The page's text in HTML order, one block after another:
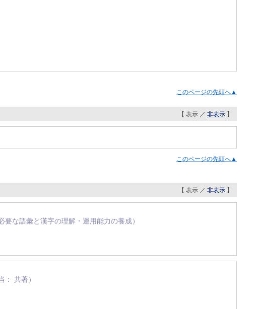
このページの先頭へ▲
【 表示 ／ 非表示 】
このページの先頭へ▲
【 表示 ／ 非表示 】
な語彙と漢字の理解・運用能力の養成）
共著）